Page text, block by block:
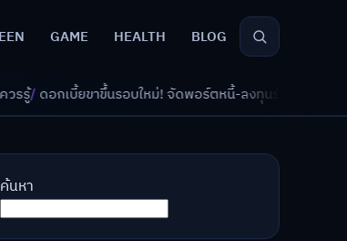
GAME HEALTH BLOG
ใหม่! จัดพอร์ตหนี้-ลงทุนรับมืออย่างไรดี?/AI จัดพอร์ตเกษีย
ค้นหา